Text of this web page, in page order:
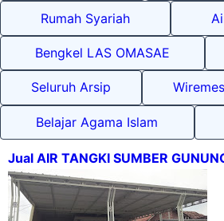
Rumah Syariah
Bengkel LAS OMASAE
Seluruh Arsip
Belajar Agama Islam
Jual AIR TANGKI SUMBER